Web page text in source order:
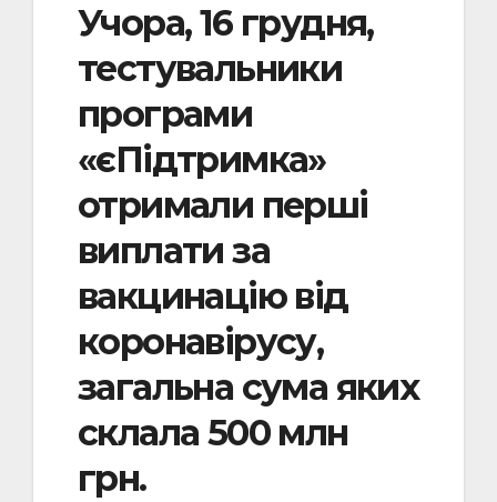
Учора, 16 грудня,
тестувальники
програми
«єПідтримка»
отримали перші
виплати за
вакцинацію від
коронавірусу,
загальна сума яких
склала 500 млн
грн.